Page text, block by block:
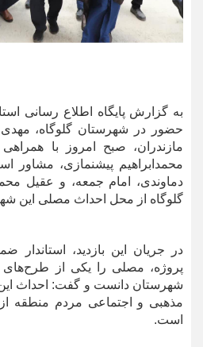
به گزارش پایگاه اطلاع رسانی
حضور در شهرستان گلوگاه، مهدی
مازندران، صبح امروز با
محمدابراهیم پیشنمازی، مشاور
دماوندی، امام جمعه، و عقیل
گلوگاه از محل احداث مصلی این
در جریان این بازدید،
پروژه، مصلی را یکی از
شهرستان دانست و گفت: احداث این
مذهبی و اجتماعی مردم منطقه از
است.